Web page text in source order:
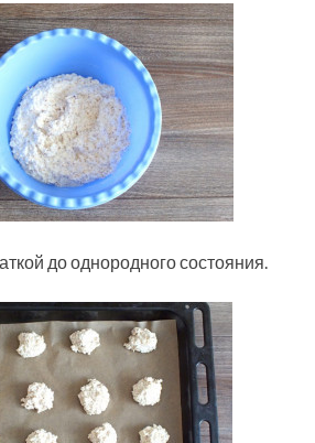
до однородного состояния.